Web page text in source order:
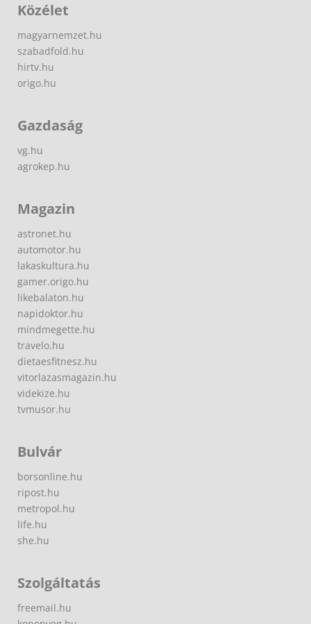
Közélet
magyarnemzet.hu
szabadfold.hu
hirtv.hu
origo.hu
Gazdaság
vg.hu
agrokep.hu
Magazin
astronet.hu
automotor.hu
lakaskultura.hu
gamer.origo.hu
likebalaton.hu
napidoktor.hu
mindmegette.hu
travelo.hu
dietaesfitnesz.hu
vitorlazasmagazin.hu
videkize.hu
tvmusor.hu
Bulvár
borsonline.hu
ripost.hu
metropol.hu
life.hu
she.hu
Szolgáltatás
freemail.hu